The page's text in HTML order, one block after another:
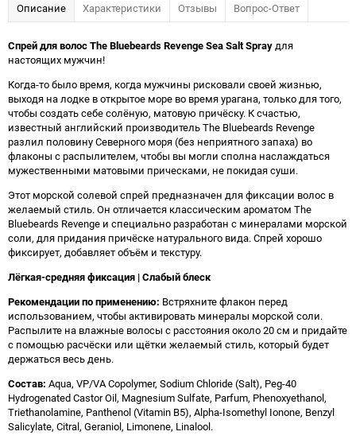
Описание Характеристики Отзывы Вопрос-Ответ
Спрей для волос The Bluebeards Revenge Sea Salt Sprayдля
настоящих мужчин!
Когда-то было время, когда мужчины рисковали своей жизнью,
выходя на лодке в открытое море во время урагана, только для того,
чтобы создать себе солёную, матовую причёску. К счастью,
известный английский производитель The Bluebeards Revenge
разлил половину Северного моря (без неприятного запаха) во
флаконы с распылителем, чтобы вы могли сполна наслаждаться
мужественными матовыми прическами, не покидая суши.
Этот морской солевой спрей предназначен для фиксации волос в
желаемый стиль. Он отличается классическим ароматом The
Bluebeards Revenge и специально разработан с минералами морской
соли, для придания причёске натурального вида. Спрей хорошо
фиксирует, добавляет объём и текстуру.
Лёгкая-средняя фиксация | Слабый блеск
Рекомендации по применению: Встряхните флакон перед
использованием, чтобы активировать минералы морской соли.
Распылите на влажные волосы с расстояния около 20 см и придайте
с помощью расчёски или щётки желаемый стиль, который будет
держаться весь день.
Состав: Aqua, VP/VA Copolymer, Sodium Chloride (Salt), Peg-40
Hydrogenated Castor Oil, Magnesium Sulfate, Parfum, Phenoxyethanol,
Triethanolamine, Panthenol (Vitamin B5), Alpha-Isomethyl Ionone, Benzyl
Salicylate, Citral, Geraniol, Limonene, Linalool.